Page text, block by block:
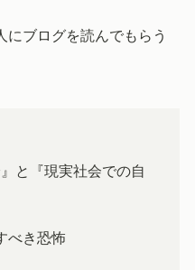
ブログを読んでもらう
と『現実社会での自
べき恐怖